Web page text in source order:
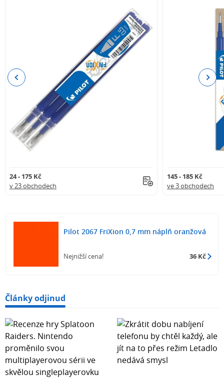
24 - 175 Kč
v 23 obchodech
145 - 185 Kč
ve 3 obchodech
Previous Next
Pilot 2067 FriXion 0,7 mm náplň oranžová
Nejnižší cena! 36 Kč
Články odjinud